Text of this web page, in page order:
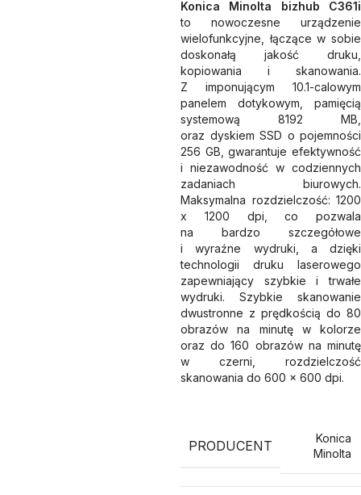
Konica Minolta bizhub C361i
to nowoczesne urządzenie
wielofunkcyjne, łączące w sobie
doskonałą jakość druku,
kopiowania i skanowania.
Z imponującym 10.1-calowym
panelem dotykowym, pamięcią
systemową 8192 MB,
oraz dyskiem SSD o pojemności
256 GB, gwarantuje efektywność
i niezawodność w codziennych
zadaniach biurowych.
Maksymalna rozdzielczość: 1200
x 1200 dpi, co pozwala
na bardzo szczegółowe
i wyraźne wydruki, a dzięki
technologii druku laserowego
zapewniający szybkie i trwałe
wydruki. Szybkie skanowanie
dwustronne z prędkością do 80
obrazów na minutę w kolorze
oraz do 160 obrazów na minutę
w czerni, rozdzielczość
skanowania do 600 x 600 dpi.
PRODUCENT
Konica
Minolta